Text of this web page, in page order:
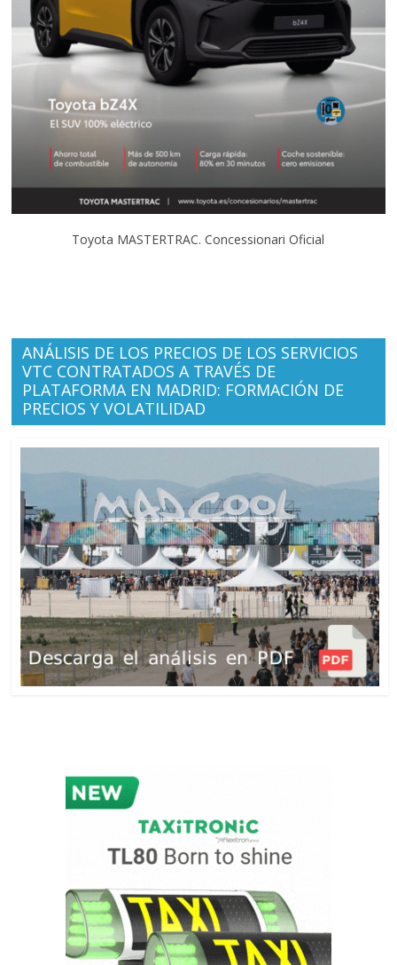
Toyota MASTERTRAC. Concessionari Oficial
ANÁLISIS DE LOS PRECIOS DE LOS SERVICIOS
VTC CONTRATADOS A TRAVÉS DE
PLATAFORMA EN MADRID: FORMACIÓN DE
PRECIOS Y VOLATILIDAD